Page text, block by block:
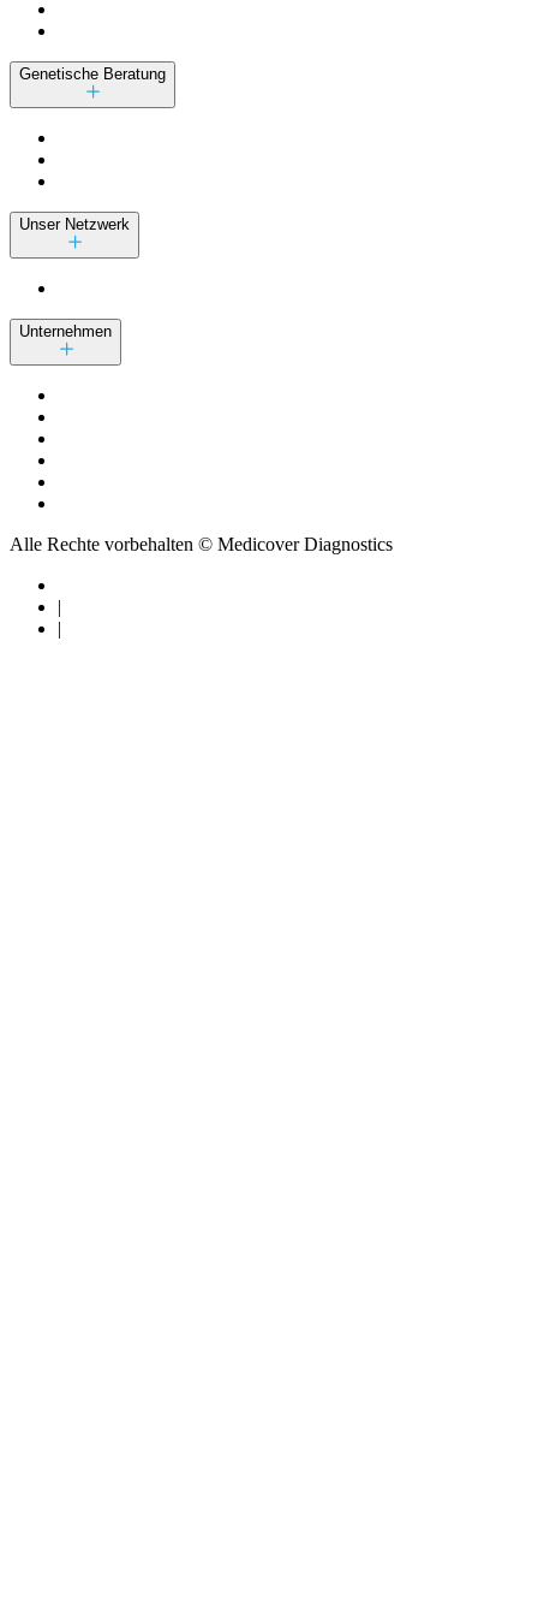
Genetische Beratung
Unser Netzwerk
Unternehmen
Alle Rechte vorbehalten © Medicover Diagnostics
|
|